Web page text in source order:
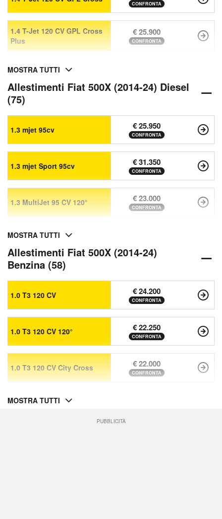
CONFRONTA
1.4 T-Jet 120 CV GPL Cross
Plus
€ 25.900
CONFRONTA
MOSTRA TUTTI
Allestimenti Fiat 500X (2014-24) Diesel
(75)
1.3 mjet 95cv € 25.950
CONFRONTA
1.3 mjet Sport 95cv € 31.350
CONFRONTA
1.3 MultiJet 95 CV 120° € 23.000
CONFRONTA
MOSTRA TUTTI
Allestimenti Fiat 500X (2014-24)
Benzina (58)
1.0 T3 120 CV € 24.200
CONFRONTA
1.0 T3 120 CV 120° € 22.250
CONFRONTA
1.0 T3 120 CV City Cross € 22.000
CONFRONTA
MOSTRA TUTTI
PUBBLICITÀ